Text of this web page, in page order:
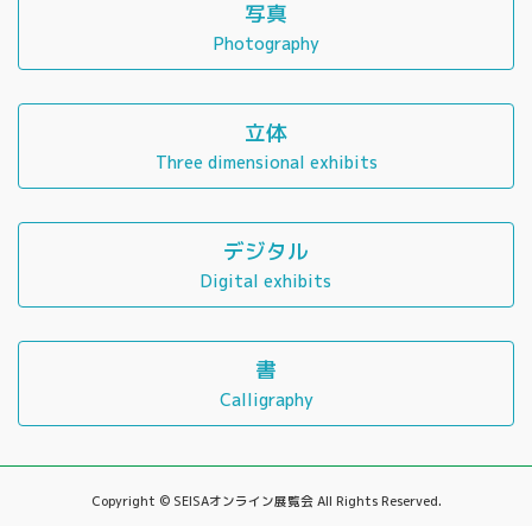
写真
Photography
立体
Three dimensional exhibits
デジタル
Digital exhibits
書
Calligraphy
Copyright © SEISAオンライン展覧会 All Rights Reserved.